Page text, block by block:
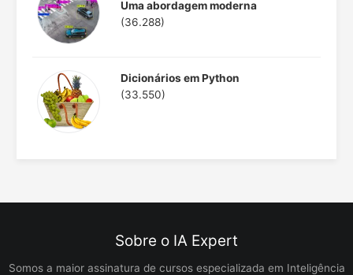
Uma abordagem moderna
(36.288)
Dicionários em Python
(33.550)
Sobre o IA Expert
Somos a maior assinatura de cursos especializada em Inteligência